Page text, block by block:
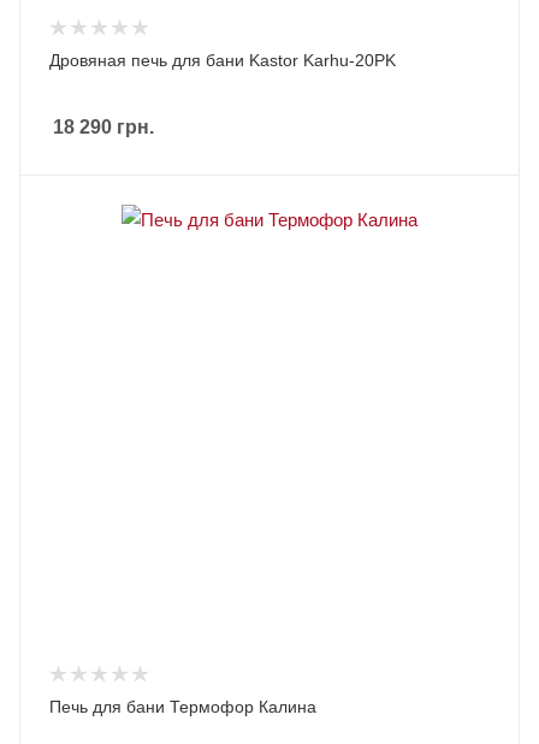
Дровяная печь для бани Kastor Karhu-20PK
18 290 грн.
Печь для бани Термофор Калина